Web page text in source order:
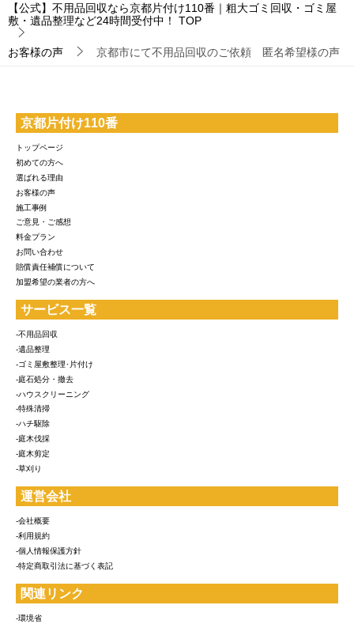
【公式】不用品回収なら京都片付け110番｜粗大ゴミ回収・ゴミ屋
敷・遺品整理など24時間受付中！
TOP
お客様の声 京都市にて不用品回収のご依頼 匿名希望様の声
京都片付け110番
トップページ
初めての方へ
選ばれる理由
お客様の声
施工事例
ご意見・ご感想
料金プラン
お問い合わせ
賠償責任補償について
加盟希望の業者の方へ
サービス一覧
-不用品回収
-遺品整理
-ゴミ屋敷整理･片付け
-庭石処分・撤去
-ハウスクリーニング
-特殊清掃
-ハチ駆除
-庭木伐採
-庭木剪定
-草刈り
運営会社
-会社概要
-利用規約
-個人情報保護方針
-特定商取引法に基づく表記
関連リンク
-環境省